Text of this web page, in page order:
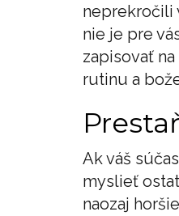
neprekročili
nie je pre
zapisovať
rutinu a
Ak váš
myslieť
naozaj